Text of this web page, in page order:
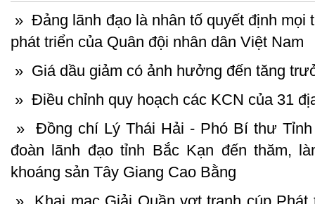
» Đảng lãnh đạo là nhân tố quyết định
phát triển của Quân đội nhân dân Việt Nam
» Giá dầu giảm có ảnh hưởng đến tăng
» Điều chỉnh quy hoạch các KCN của 31
»
Đồng chí Lý Thái Hải - Phó Bí thư
đoàn lãnh đạo tỉnh Bắc Kạn đến thăm,
khoáng sản Tây Giang Cao Bằng